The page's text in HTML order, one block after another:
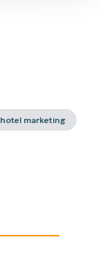
hotel marketing